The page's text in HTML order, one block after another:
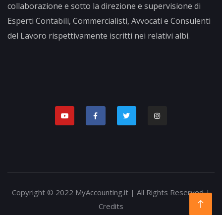
collaborazione e sotto la direzione e supervisione di
Esperti Contabili, Commercialisti, Avvocati e Consulenti
del Lavoro rispettivamente iscritti nei relativi albi.
Copyright © 2022 MyAccounting.it | All Rights Reserved |
Credits